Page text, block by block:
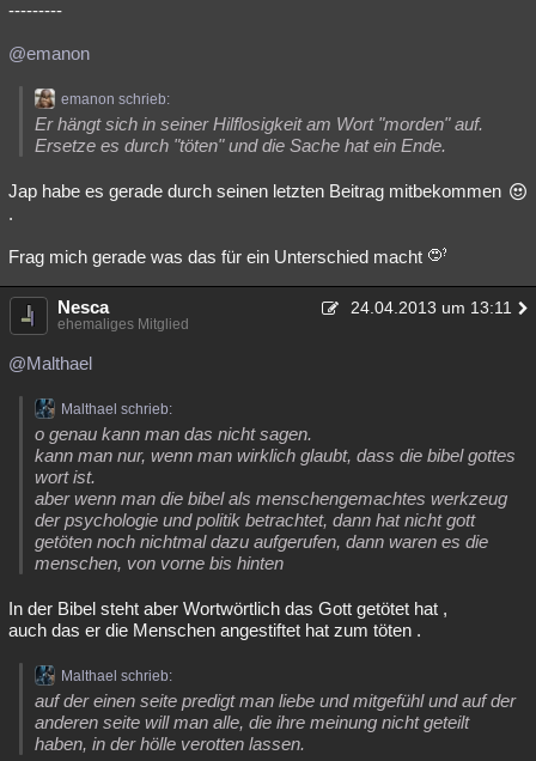
---------
@emanon
emanon schrieb:
Er hängt sich in seiner Hilflosigkeit am Wort "morden" auf.
Ersetze es durch "töten" und die Sache hat ein Ende.
Jap habe es gerade durch seinen letzten Beitrag mitbekommen
.
Frag mich gerade was das für ein Unterschied macht
Nesca 24.04.2013 um 13:11
ehemaliges Mitglied
@Malthael
Malthael schrieb:
o genau kann man das nicht sagen.
kann man nur, wenn man wirklich glaubt, dass die bibel gottes
wort ist.
aber wenn man die bibel als menschengemachtes werkzeug
der psychologie und politik betrachtet, dann hat nicht gott
getöten noch nichtmal dazu aufgerufen, dann waren es die
menschen, von vorne bis hinten
In der Bibel steht aber Wortwörtlich das Gott getötet hat ,
auch das er die Menschen angestiftet hat zum töten .
Malthael schrieb:
auf der einen seite predigt man liebe und mitgefühl und auf der
anderen seite will man alle, die ihre meinung nicht geteilt
haben, in der hölle verotten lassen.